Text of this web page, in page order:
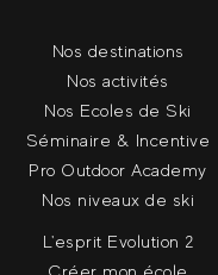
Nos destinations
Nos activités
Nos Ecoles de Ski
Séminaire & Incentive
Pro Outdoor Academy
Nos niveaux de ski
L'esprit Evolution 2
Créer mon école